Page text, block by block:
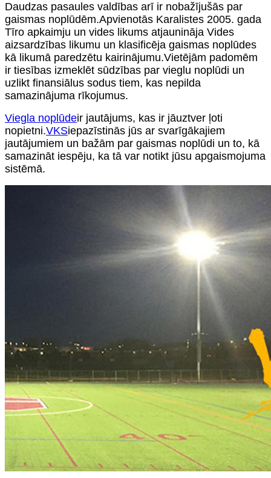
Daudzas pasaules valdības arī ir nobažījušās par
gaismas noplūdēm.Apvienotās Karalistes 2005. gada
Tīro apkaimju un vides likums atjaunināja Vides
aizsardzības likumu un klasificēja gaismas noplūdes
kā likumā paredzētu kairinājumu.Vietējām padomēm
ir tiesības izmeklēt sūdzības par vieglu noplūdi un
uzlikt finansiālus sodus tiem, kas nepilda
samazinājuma rīkojumus.
Viegla noplūdeir jautājums, kas ir jāuztver ļoti
nopietni.VKSiepazīstinās jūs ar svarīgākajiem
jautājumiem un bažām par gaismas noplūdi un to, kā
samazināt iespēju, ka tā var notikt jūsu apgaismojuma
sistēmā.